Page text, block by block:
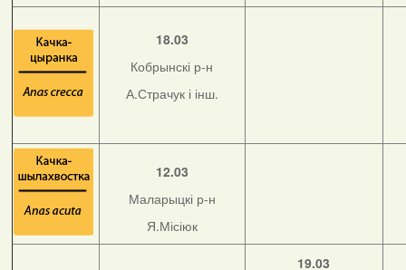
18.03
Кобрынскі р-н
А.Страчук і інш.
12.03
Маларыцкі р-н
Я.Місіюк
19.03